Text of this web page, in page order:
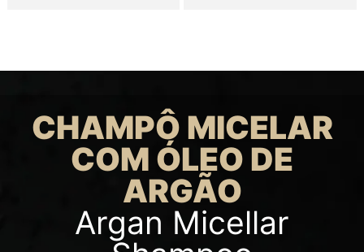
CHAMPÔ MICELAR
COM ÓLEO DE
ARGÃO
Argan Micellar